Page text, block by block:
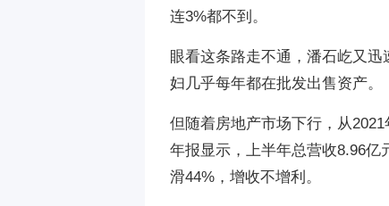
连3%都不到。
眼看这条路走不通，潘石屹又迅
妇几乎每年都在批发出售资产。
但随着房地产市场下行，从
年报显示，上半年总营收8.96亿
滑44%，增收不增利。